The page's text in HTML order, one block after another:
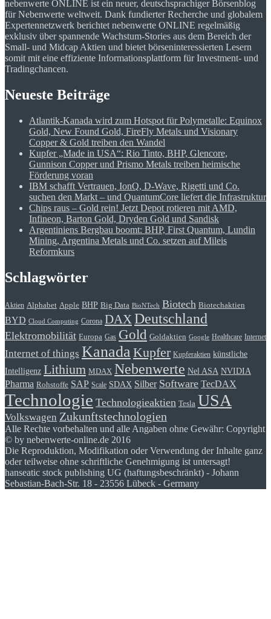
nebenwerte ONLINE ist ein neuer, deutschsprachiger Börsenblog
für Nebenwerte weltweit. Dank fundierter Recherche und globalem
Expertennetzwerk berichtet nebenwerte ONLINE regelmäßig
exklusiv über spannende Wachstum-Stories aus dem Bereich der
Small- und Midcap Aktien und bietet börseninteressierten Lesern
somit mit eine effiziente Informationsplattform für Investment- und
Tradingchancen.
Neueste Beiträge
Atlantik-Kanada wird zum Hotspot für Polymetalle: Equinox
Gold, New Found Gold, FireFly Metals und Visionary
Copper & Gold treiben den Wandel
Kupfer „Made in USA“: Rio Tinto, BHP, Glencore,
Gunnison Copper und Prismo Metals treiben heimische
Förderung voran
IBM schafft Vertrauen, IonQ, D-Wave, Rigetti und Co.
suchen den Markt – und QuantumCore liefert die Infrastruktur
Chips raus – Gold rein! Jetzt Depot rotieren mit AMD,
Infineon, Barton Gold, Dryden Gold und Sandisk
Argentiniens Bergbau boomt: BHP, First Quantum, Lundin
Mining, Argentina Metals und Co. setzen auf Mileis
Reformkurs
Schlagwörter
Aktien Alphabet Apple BHP Big Data BioNTech Biotech Biotechaktien
BYD Cloud Computing Corona DAX Deutschland
Elektromobilität Europa Gas Gold Goldaktien Google Healthcare Internet
Internet of things Kanada Kupfer Kupferaktien künstliche
Intelligenz Lithium MDAX Nebenwerte Nel ASA NVIDIA
Pharma Rohstoffe SAP Scale SDAX Silber Software TecDAX
Technologie Technologieaktien Tesla USA
Volkswagen Zukunftstechnologien
Alle Rechte vorbehalten und alle Angaben ohne Gewähr: Copyright
© by nebenwerte-online.de 2016
Die Reproduktion, Modifikation oder Verwendung der Inhalte ganz
oder teilweise ohne schriftliche Genehmigung ist untersagt!
hanseatic stock publishing UG (haftungsbeschränkt) - Johann
Sebastian-Bach-Str. 18 - 23556 Lübeck - Germany